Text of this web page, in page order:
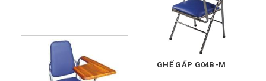
GHẾ GẤP G04B-M